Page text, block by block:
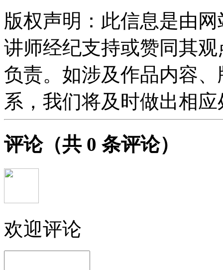
版权声明：此信息是由
讲师经纪支持或赞同其
负责。如涉及作品内容
系，我们将及时做出相
评论（共 0 条评论）
欢迎评论